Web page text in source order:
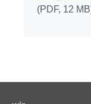
(PDF, 12